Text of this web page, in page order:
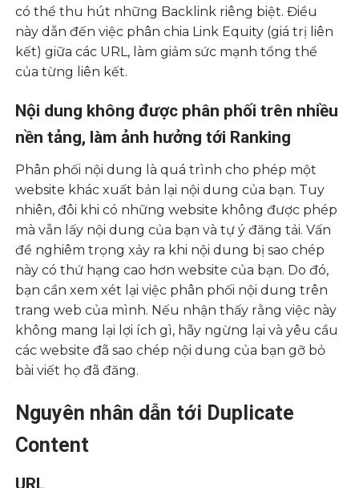
có thể thu hút những Backlink riêng biệt. Điều
này dẫn đến việc phân chia Link Equity (giá trị liên
kết) giữa các URL, làm giảm sức mạnh tổng thể
của từng liên kết.
Nội dung không được phân phối trên nhiều
nền tảng, làm ảnh hưởng tới Ranking
Phân phối nội dung là quá trình cho phép một
website khác xuất bản lại nội dung của bạn. Tuy
nhiên, đôi khi có những website không được phép
mà vẫn lấy nội dung của bạn và tự ý đăng tải. Vấn
đề nghiêm trọng xảy ra khi nội dung bị sao chép
này có thứ hạng cao hơn website của bạn. Do đó,
bạn cần xem xét lại việc phân phối nội dung trên
trang web của mình. Nếu nhận thấy rằng việc này
không mang lại lợi ích gì, hãy ngừng lại và yêu cầu
các website đã sao chép nội dung của bạn gỡ bỏ
bài viết họ đã đăng.
Nguyên nhân dẫn tới Duplicate
Content
URL